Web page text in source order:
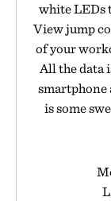
white LEDs
View jump
of your
All the data
smartphone
is some